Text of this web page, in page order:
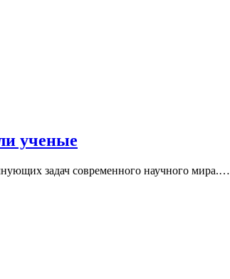
ученые
задач современного научного мира.…